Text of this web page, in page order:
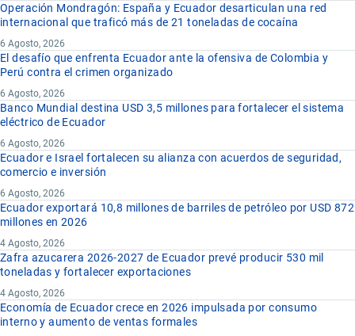
Operación Mondragón: España y Ecuador desarticulan una red
internacional que traficó más de 21 toneladas de cocaína
6 Agosto, 2026
El desafío que enfrenta Ecuador ante la ofensiva de Colombia y
Perú contra el crimen organizado
6 Agosto, 2026
Banco Mundial destina USD 3,5 millones para fortalecer el sistema
eléctrico de Ecuador
6 Agosto, 2026
Ecuador e Israel fortalecen su alianza con acuerdos de seguridad,
comercio e inversión
6 Agosto, 2026
Ecuador exportará 10,8 millones de barriles de petróleo por USD 872
millones en 2026
4 Agosto, 2026
Zafra azucarera 2026-2027 de Ecuador prevé producir 530 mil
toneladas y fortalecer exportaciones
4 Agosto, 2026
Economía de Ecuador crece en 2026 impulsada por consumo
interno y aumento de ventas formales